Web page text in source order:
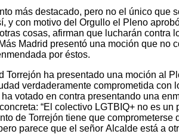
más destacado, pero no el único que
y con motivo del Orgullo el Pleno
cosas, afirman que lucharán contra
Madrid presentó una moción que no
por éstos.
Torrejón ha presentado una moción al
verdaderamente comprometida con
votado en contra presentando una
“El colectivo LGTBIQ+ no es un
de Torrejón tiene que comprometerse
parece que el señor Alcalde está a